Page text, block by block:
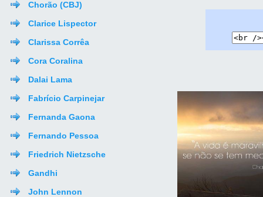
Chorão (CBJ)
Clarice Lispector
Clarissa Corrêa
Cora Coralina
Dalai Lama
Fabrício Carpinejar
Fernanda Gaona
Fernando Pessoa
Friedrich Nietzsche
Gandhi
John Lennon